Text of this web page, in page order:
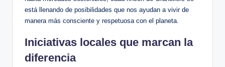
está llenando de posibilidades que nos ayudan a vivir de
manera más consciente y respetuosa con el planeta.
Iniciativas locales que marcan la
diferencia